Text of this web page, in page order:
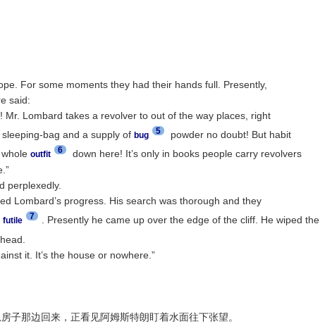
For some moments they had their hands full. Presently,
said:
Mr. Lombard takes a revolver to out of the way places, right
bag and a supply of bug 5
powder no doubt! But habit
outfit 6
down here! It’s only in books people carry revolvers
perplexedly.
Lombard’s progress. His search was thorough and they
futile 7 . Presently he came up over the edge of the cliff. He wiped the
it. It’s the house or nowhere.”
子那边回来，正看见阿姆斯特朗盯着水面往下张望。